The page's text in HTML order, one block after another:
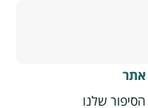
אתר
הסיפור שלנו